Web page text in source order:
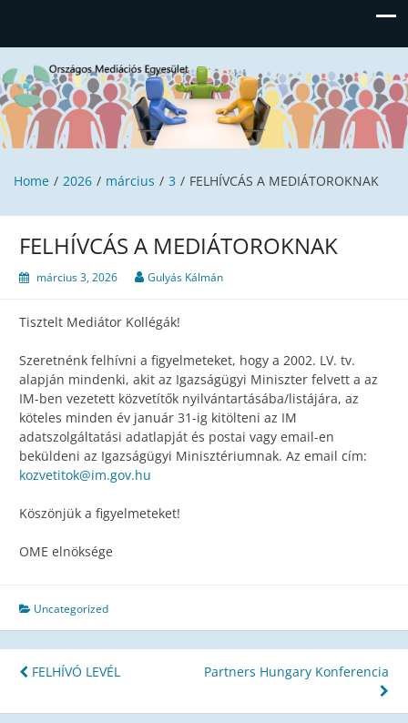
Országos Mediációs Egyesület
Home 2026 március 3 FELHÍVCÁS A MEDIÁTOROKNAK
FELHÍVCÁS A MEDIÁTOROKNAK
március 3, 2026 Gulyás Kálmán
Tisztelt Mediátor Kollégák!
Szeretnénk felhívni a figyelmeteket, hogy a 2002. LV. tv.
alapján mindenki, akit az Igazságügyi Miniszter felvett a az
IM-ben vezetett közvetítők nyilvántartásába/listájára, az
köteles minden év január 31-ig kitölteni az IM
adatszolgáltatási adatlapját és postai vagy email-en
beküldeni az Igazságügyi Minisztériumnak. Az email cím:
kozvetitok@im.gov.hu
Köszönjük a figyelmeteket!
OME elnöksége
Uncategorized
Bejegyzés
navigáció
FELHÍVÓ LEVÉL Partners Hungary Konferencia